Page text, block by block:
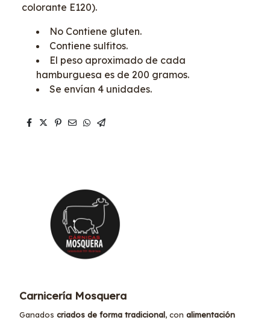
colorante E120).
No Contiene gluten.
Contiene sulfitos.
El peso aproximado de cada
hamburguesa es de 200 gramos.
Se envían 4 unidades.
Carnicería Mosquera
Ganados criados de forma tradicional, con alimentación